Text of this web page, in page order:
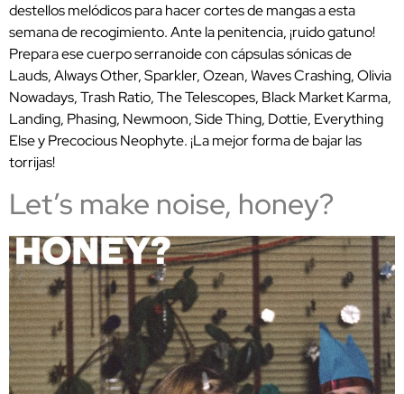
destellos melódicos para hacer cortes de mangas a esta
semana de recogimiento. Ante la penitencia, ¡ruido gatuno!
Prepara ese cuerpo serranoide con cápsulas sónicas de
Lauds, Always Other, Sparkler, Ozean, Waves Crashing, Olivia
Nowadays, Trash Ratio, The Telescopes, Black Market Karma,
Landing, Phasing, Newmoon, Side Thing, Dottie, Everything
Else y Precocious Neophyte. ¡La mejor forma de bajar las
torrijas!
Let’s make noise, honey?